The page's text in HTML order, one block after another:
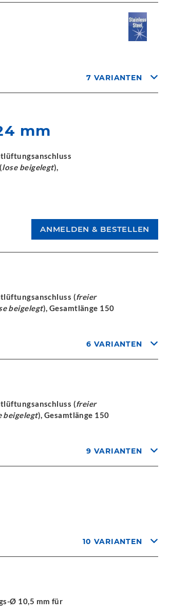
7 VARIANTEN
mm
lose beigelegt),
(freier
beigelegt), Gesamtlänge 150
6 VARIANTEN
(freier
beigelegt), Gesamtlänge 150
9 VARIANTEN
10 VARIANTEN
Ø 10,5 mm für